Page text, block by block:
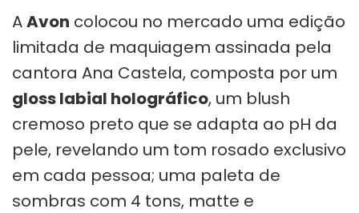
AAvon colocou no mercado uma edição
limitada de maquiagem assinada pela
cantora Ana Castela, composta por um
gloss labial holográfico, um blush
cremoso preto que se adapta ao pH da
pele, revelando um tom rosado exclusivo
em cada pessoa; uma paleta de
sombras com 4 tons, matte e